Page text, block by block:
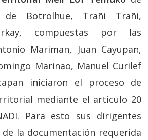
Botrolhue, Trañi Trañi,
compuestas por las
Mariman, Juan Cayupan,
Marinao, Manuel Curilef
iniciaron el proceso de
mediante el articulo 20
Para esto sus dirigentes
la documentación requerida